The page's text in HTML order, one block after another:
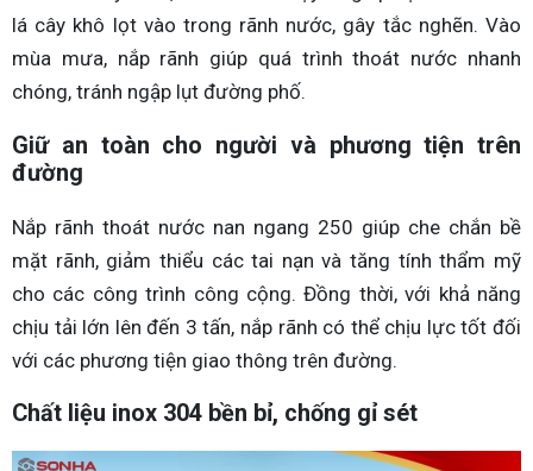
lá cây khô lọt vào trong rãnh nước, gây tắc nghẽn. Vào
mùa mưa, nắp rãnh giúp quá trình thoát nước nhanh
chóng, tránh ngập lụt đường phố.
Giữ an toàn cho người và phương tiện trên
đường
Nắp rãnh thoát nước nan ngang 250 giúp che chắn bề
mặt rãnh, giảm thiểu các tai nạn và tăng tính thẩm mỹ
cho các công trình công cộng. Đồng thời, với khả năng
chịu tải lớn lên đến 3 tấn, nắp rãnh có thể chịu lực tốt đối
với các phương tiện giao thông trên đường.
Chất liệu inox 304 bền bỉ, chống gỉ sét